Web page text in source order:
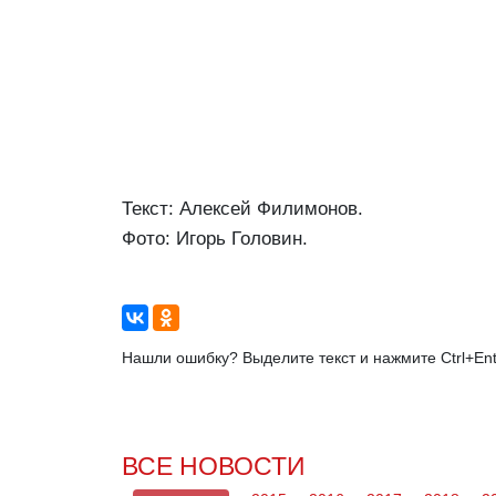
Текст: Алексей Филимонов.
Фото: Игорь Головин.
Нашли ошибку? Выделите текст и нажмите
ВСЕ НОВОСТИ